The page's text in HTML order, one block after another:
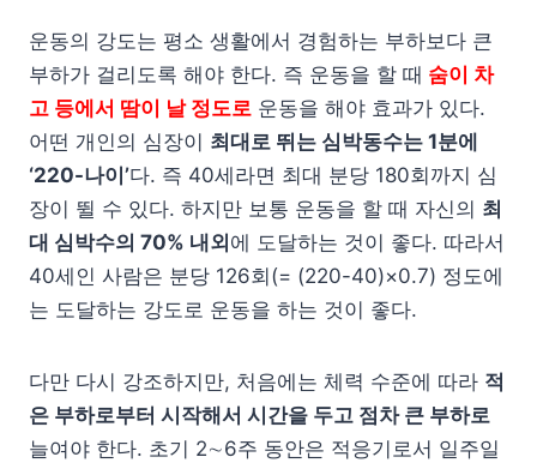
운동의 강도는 평소 생활에서 경험하는 부하보다 큰
부하가 걸리도록 해야 한다. 즉 운동을 할 때 숨이 차
고 등에서 땀이 날 정도로 운동을 해야 효과가 있다.
어떤 개인의 심장이 최대로 뛰는 심박동수는 1분에
‘220-나이’다. 즉 40세라면 최대 분당 180회까지 심
장이 뛸 수 있다. 하지만 보통 운동을 할 때 자신의 최
대 심박수의 70% 내외 에 도달하는 것이 좋다. 따라서
40세인 사람은 분당 126회(= (220-40)×0.7) 정도에
는 도달하는 강도로 운동을 하는 것이 좋다.
다만 다시 강조하지만, 처음에는 체력 수준에 따라 적
은 부하로부터 시작해서 시간을 두고 점차 큰 부하로
늘여야 한다. 초기 2∼6주 동안은 적응기로서 일주일